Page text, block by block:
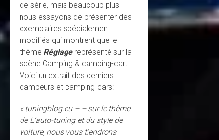
de série, mais beaucoup plus
nous essayons de présenter des
exemplaires spécialement
modifiés qui montrent que le
thème Réglage représenté sur la
scène Camping & camping-car.
Voici un extrait des derniers
campeurs et camping-cars:
« tuningblog.eu – – sur le thème
de L’auto-tuning et du style de
voiture, nous vous tiendrons